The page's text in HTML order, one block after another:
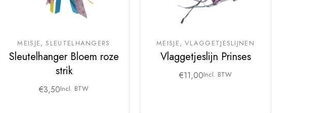
MEISJE SLEUTELHANGERS
Sleutelhanger Bloem roze
strik
€3,50Incl. BTW
MEISJE VLAGGETJESLIJNEN
Vlaggetjeslijn Prinses
€11,00Incl. BTW